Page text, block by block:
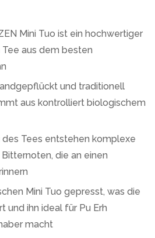
Mini Tuo ist ein hochwertiger
aus dem besten
und traditionell
aus kontrolliert biologischem
des Tees entstehen komplexe
die an einen
Mini Tuo gepresst, was die
und ihn ideal für Pu Erh
macht